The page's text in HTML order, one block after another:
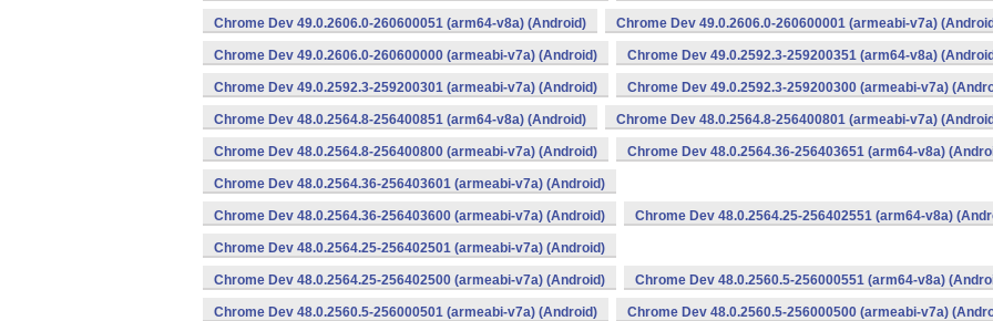
Chrome Dev 49.0.2606.0-260600051 (arm64-v8a) (Android) Chrome Dev 49.0.2606.0-260600001 (armeabi-v7a)
Chrome Dev 49.0.2606.0-260600000 (armeabi-v7a) (Android) Chrome Dev 49.0.2592.3-259200351 (arm64-v8a)
Chrome Dev 49.0.2592.3-259200301 (armeabi-v7a) (Android) Chrome Dev 49.0.2592.3-259200300 (armeabi-v7a)
Chrome Dev 48.0.2564.8-256400851 (arm64-v8a) (Android) Chrome Dev 48.0.2564.8-256400801 (armeabi-v7a)
Chrome Dev 48.0.2564.8-256400800 (armeabi-v7a) (Android) Chrome Dev 48.0.2564.36-256403651 (arm64-v8a)
Chrome Dev 48.0.2564.36-256403601 (armeabi-v7a) (Android)
Chrome Dev 48.0.2564.36-256403600 (armeabi-v7a) (Android) Chrome Dev 48.0.2564.25-256402551 (arm64-v8a)
Chrome Dev 48.0.2564.25-256402501 (armeabi-v7a) (Android)
Chrome Dev 48.0.2564.25-256402500 (armeabi-v7a) (Android) Chrome Dev 48.0.2560.5-256000551 (arm64-v8a)
Chrome Dev 48.0.2560.5-256000501 (armeabi-v7a) (Android) Chrome Dev 48.0.2560.5-256000500 (armeabi-v7a)